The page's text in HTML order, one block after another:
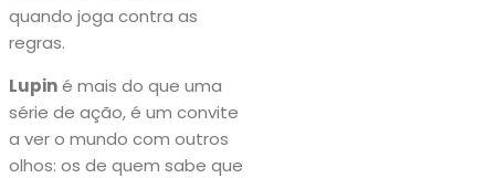
quando joga contra as
regras.
Lupiné mais do que uma
série de ação, é um convite
a ver o mundo com outros
olhos: os de quem sabe que